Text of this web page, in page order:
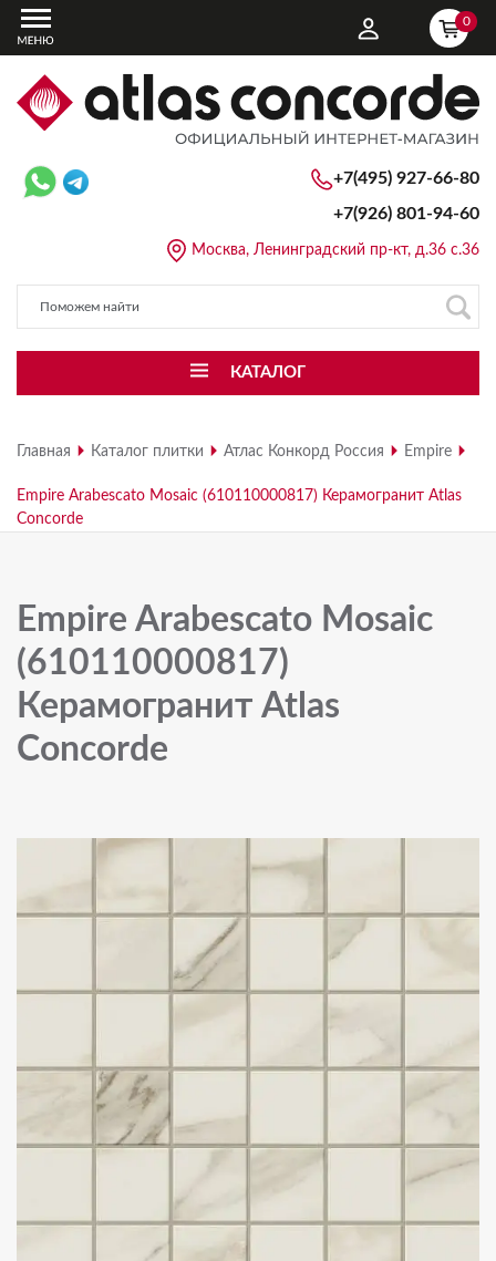
0
Москва, Ленинградский пр-кт, д.36 с.36
КАТАЛОГ
+7(495) 927-66-80
+7(926) 801-94-60
Главная Каталог плитки Атлас Конкорд Россия Empire
Empire Arabescato Mosaic (610110000817) Керамогранит Atlas
Concorde
Empire Arabescato Mosaic
(610110000817)
Керамогранит Atlas
Concorde